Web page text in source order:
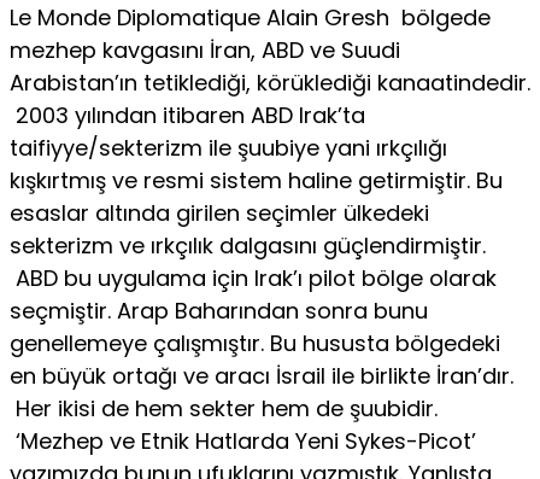
Le Monde Diplomatique Alain Gresh bölgede
mezhep kavgasını İran, ABD ve Suudi
Arabistan’ın tetiklediği, körüklediği kanaatindedir.
2003 yılından itibaren ABD Irak’ta
taifiyye/sekterizm ile şuubiye yani ırkçılığı
kışkırtmış ve resmi sistem haline getirmiştir. Bu
esaslar altında girilen seçimler ülkedeki
sekterizm ve ırkçılık dalgasını güçlendirmiştir.
ABD bu uygulama için Irak’ı pilot bölge olarak
seçmiştir. Arap Baharından sonra bunu
genellemeye çalışmıştır. Bu hususta bölgedeki
en büyük ortağı ve aracı İsrail ile birlikte İran’dır.
Her ikisi de hem sekter hem de şuubidir.
‘Mezhep ve Etnik Hatlarda Yeni Sykes-Picot’